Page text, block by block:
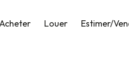
Louer Estimer/